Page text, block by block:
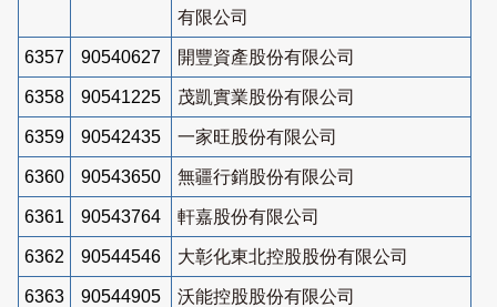
有限公司
6357 90540627 開豐資產股份有限公司
6358 90541225 茂凱實業股份有限公司
6359 90542435 一家旺股份有限公司
6360 90543650 無疆行銷股份有限公司
6361 90543764 軒嘉股份有限公司
6362 90544546 大彰化東北控股股份有限公司
6363 90544905 沃能控股股份有限公司